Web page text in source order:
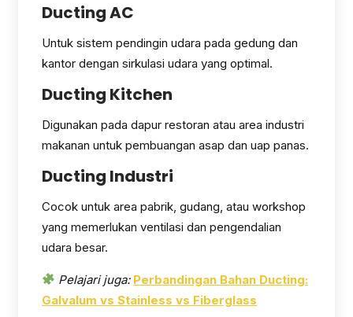
Ducting AC
Untuk sistem pendingin udara pada gedung dan
kantor dengan sirkulasi udara yang optimal.
Ducting Kitchen
Digunakan pada dapur restoran atau area industri
makanan untuk pembuangan asap dan uap panas.
Ducting Industri
Cocok untuk area pabrik, gudang, atau workshop
yang memerlukan ventilasi dan pengendalian
udara besar.
Pelajari juga: Perbandingan Bahan Ducting:
Galvalum vs Stainless vs Fiberglass